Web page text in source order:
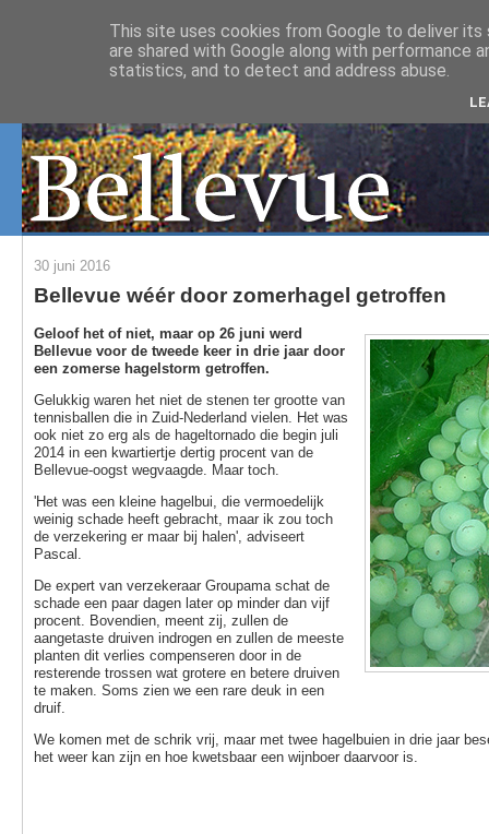
30 juni 2016
Bellevue wéér door zomerhagel getroffen
Geloof het of niet, maar op 26 juni werd
Bellevue voor de tweede keer in drie jaar door
een zomerse hagelstorm getroffen.
Gelukkig waren het niet de stenen ter grootte van
tennisballen die in Zuid-Nederland vielen. Het was
ook niet zo erg als de hageltornado die begin juli
2014 in een kwartiertje dertig procent van de
Bellevue-oogst wegvaagde. Maar toch.
'Het was een kleine hagelbui, die vermoedelijk
weinig schade heeft gebracht, maar ik zou toch
de verzekering er maar bij halen', adviseert
Pascal.
De expert van verzekeraar Groupama schat de
schade een paar dagen later op minder dan vijf
procent. Bovendien, meent zij, zullen de
aangetaste druiven indrogen en zullen de meeste
planten dit verlies compenseren door in de
resterende trossen wat grotere en betere druiven
te maken. Soms zien we een rare deuk in een
druif.
We komen met de schrik vrij, maar met twee hagelbuien in drie jaar
het weer kan zijn en hoe kwetsbaar een wijnboer daarvoor is.
This site uses cookies from Google to deliver
are shared with Google along with performance
statistics, and to detect and address abuse.